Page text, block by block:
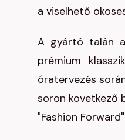
a viselhető
A gyártó talán
prémium
óratervezés
soron következő
"Fashion